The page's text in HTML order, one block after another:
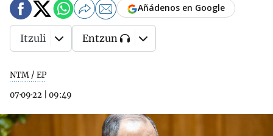
NTM / EP
07·09·22
09:49
Añádenos en Google
Itzuli Entzun